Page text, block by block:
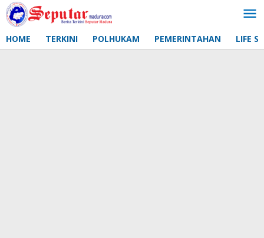
Lewati
ke
HOME TERKINI POLHUKAM PEMERINTAHAN LIFE